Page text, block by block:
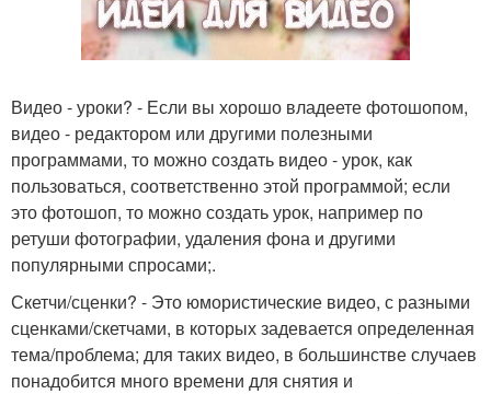
Видео - уроки? - Если вы хорошо владеете фотошопом,
видео - редактором или другими полезными
программами, то можно создать видео - урок, как
пользоваться, соответственно этой программой; если
это фотошоп, то можно создать урок, например по
ретуши фотографии, удаления фона и другими
популярными спросами;.
Скетчи/сценки? - Это юмористические видео, с разными
сценками/скетчами, в которых задевается определенная
тема/проблема; для таких видео, в большинстве случаев
понадобится много времени для снятия и